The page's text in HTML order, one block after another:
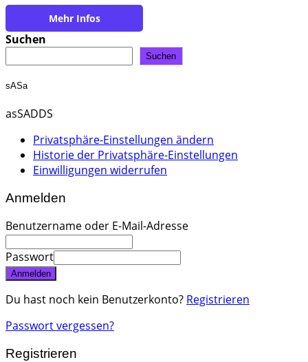
https://www.zimmerei-walther-pirna.de/
Suchen
Suchen
sASa
asSADDS
Privatsphäre-Einstellungen ändern
Historie der Privatsphäre-Einstellungen
Einwilligungen widerrufen
Anmelden
Benutzername oder E-Mail-Adresse
Passwort
Anmelden
Du hast noch kein Benutzerkonto? Registrieren
Passwort vergessen?
Registrieren